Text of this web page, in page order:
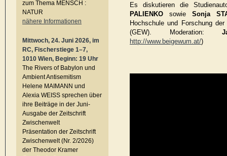
zum Thema MENSCH :
NATUR
nähere Informationen
Mittwoch, 24. Juni 2026, im
RC, Fischerstiege 1–7,
1010 Wien, Beginn: 19 Uhr
The Rivers of Babylon und
Ambient Antisemitism
Helene MAIMANN und
Alexia WEISS sprechen über
ihre Beiträge in der Juni-
Ausgabe der Zeitschrift
Zwischenwelt
Präsentation der Zeitschrift
Zwischenwelt (Nr. 2/2026)
der Theodor Kramer
Es diskutieren die
PALIENKO sowie Sonja
Hochschule und Forschung
(GEW). Moderation:
http://www.beigewum.at/)